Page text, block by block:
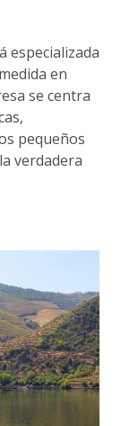
especializada
en
se centra
pequeños
verdadera